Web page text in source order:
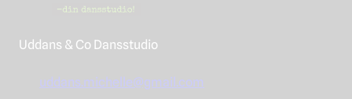
Uddans & Co Dansstudio
uddans.michelle@gmail.com